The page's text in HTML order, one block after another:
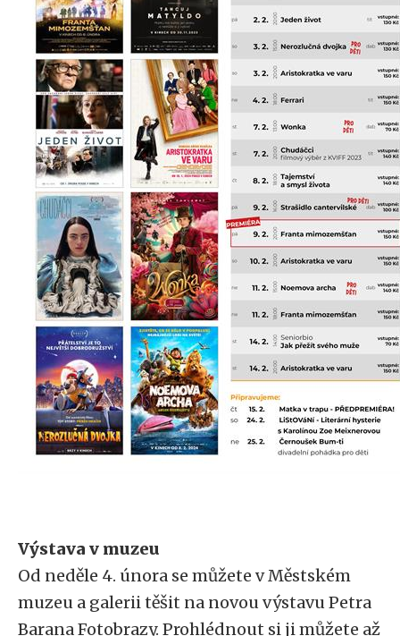
Výstava v muzeu
Od neděle 4. února se můžete v Městském
muzeu a galerii těšit na novou výstavu Petra
Barana Fotobrazy. Prohlédnout si ji můžete až